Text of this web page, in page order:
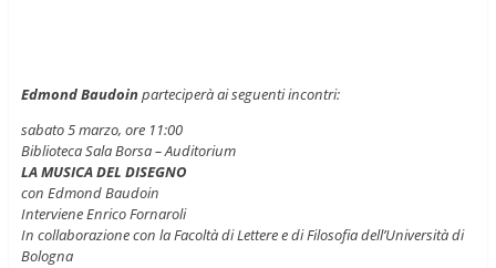
Edmond Baudoin parteciperà ai seguenti incontri:
sabato 5 marzo, ore 11:00
Biblioteca Sala Borsa – Auditorium
LA MUSICA DEL DISEGNO
con Edmond Baudoin
Interviene Enrico Fornaroli
In collaborazione con la Facoltà di Lettere e di Filosofia dell’Università di
Bologna